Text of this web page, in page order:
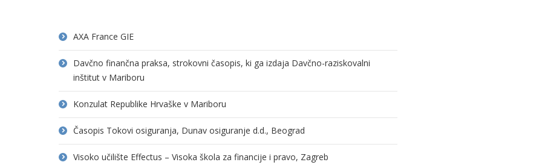
AXA France GIE
Davčno finančna praksa, strokovni časopis, ki ga izdaja Davčno-raziskovalni
inštitut v Mariboru
Konzulat Republike Hrvaške v Mariboru
Časopis Tokovi osiguranja, Dunav osiguranje d.d., Beograd
Visoko učilište Effectus – Visoka škola za financije i pravo, Zagreb